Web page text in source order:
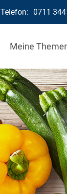
Telefon: 0711
Meine